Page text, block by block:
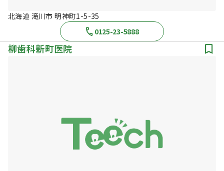
北海道 滝川市 明神町1-5-35
0125-23-5888
柳歯科新町医院